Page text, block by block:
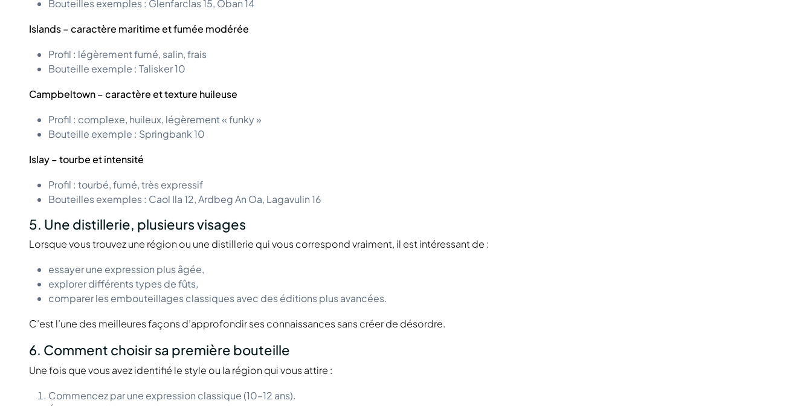
Bouteilles exemples : Glenfarclas 15, Oban 14
Islands – caractère maritime et fumée modérée
Profil : légèrement fumé, salin, frais
Bouteille exemple : Talisker 10
Campbeltown – caractère et texture huileuse
Profil : complexe, huileux, légèrement « funky »
Bouteille exemple : Springbank 10
Islay – tourbe et intensité
Profil : tourbé, fumé, très expressif
Bouteilles exemples : Caol Ila 12, Ardbeg An Oa, Lagavulin 16
5. Une distillerie, plusieurs visages
Lorsque vous trouvez une région ou une distillerie qui vous correspond vraiment, il est intéressant de :
essayer une expression plus âgée,
explorer différents types de fûts,
comparer les embouteillages classiques avec des éditions plus avancées.
C’est l’une des meilleures façons d’approfondir ses connaissances sans créer de désordre.
6. Comment choisir sa première bouteille
Une fois que vous avez identifié le style ou la région qui vous attire :
Commencez par une expression classique (10–12 ans).